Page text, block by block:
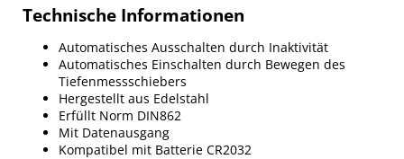
Technische Informationen
Automatisches Ausschalten durch Inaktivität
Automatisches Einschalten durch Bewegen des
Tiefenmessschiebers
Hergestellt aus Edelstahl
Erfüllt Norm DIN862
Mit Datenausgang
Kompatibel mit Batterie CR2032